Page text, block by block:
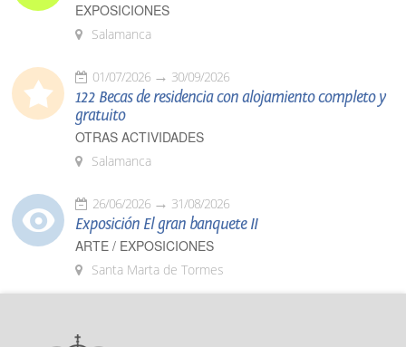
EXPOSICIONES
Salamanca
01/07/2026 30/09/2026
122 Becas de residencia con alojamiento completo y
gratuito
OTRAS ACTIVIDADES
Salamanca
26/06/2026 31/08/2026
Exposición El gran banquete II
ARTE / EXPOSICIONES
Santa Marta de Tormes